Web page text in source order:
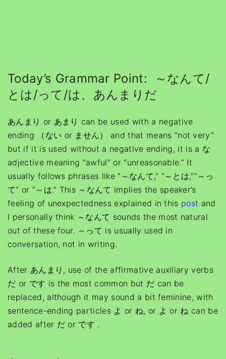
Today’s Grammar Point: ～なんて/
とは/って/は、あんまりだ
あんまり or あまり can be used with a negative
ending （ない or ません） and that means “not very”
but if it is used without a negative ending, it is a な
adjective meaning “awful” or “unreasonable.” It
usually follows phrases like “～なんて,” “～とは,””～っ
て” or “～は.” This ～なんて implies the speaker’s
feeling of unexpectedness explained in this post and
I personally think ～なんて sounds the most natural
out of these four. ～って is usually used in
conversation, not in writing.
After あんまり, use of the affirmative auxiliary verbs
だ or です is the most common but だ can be
replaced, although it may sound a bit feminine, with
sentence-ending particles よ or ね, or よ or ね can be
added after だ or です .